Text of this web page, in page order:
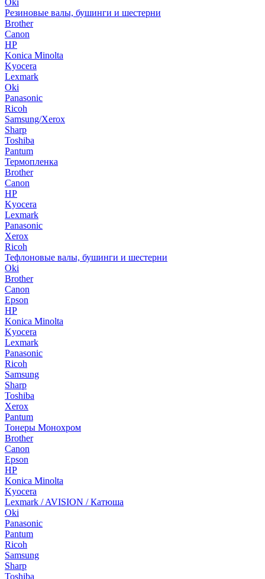
Oki
Резиновые валы, бушинги и шестерни
Brother
Canon
HP
Konica Minolta
Kyocera
Lexmark
Oki
Panasonic
Ricoh
Samsung/Xerox
Sharp
Toshiba
Pantum
Термопленка
Brother
Canon
HP
Kyocera
Lexmark
Panasonic
Xerox
Ricoh
Тефлоновые валы, бушинги и шестерни
Oki
Brother
Canon
Epson
HP
Konica Minolta
Kyocera
Lexmark
Panasonic
Ricoh
Samsung
Sharp
Toshiba
Xerox
Pantum
Тонеры Монохром
Brother
Canon
Epson
HP
Konica Minolta
Kyocera
Lexmark / AVISION / Катюша
Oki
Panasonic
Pantum
Ricoh
Samsung
Sharp
Toshiba